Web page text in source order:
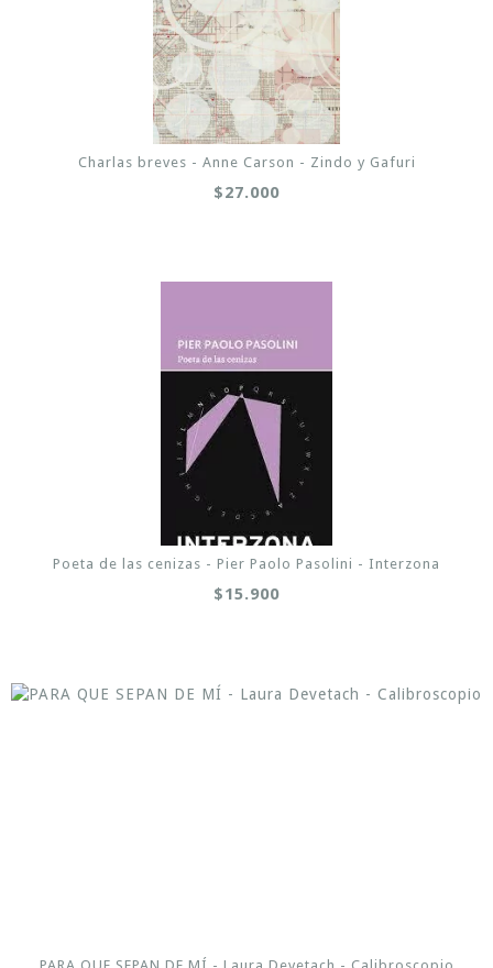
Charlas breves - Anne Carson - Zindo y Gafuri
$27.000
Poeta de las cenizas - Pier Paolo Pasolini - Interzona
$15.900